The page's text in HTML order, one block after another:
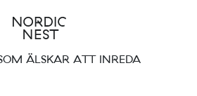
ÄLSKAR ATT INREDA